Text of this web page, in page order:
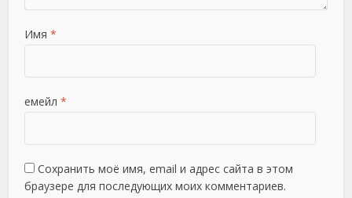
Имя *
емейл *
Сохранить моё имя, email и адрес сайта в этом
браузере для последующих моих комментариев.